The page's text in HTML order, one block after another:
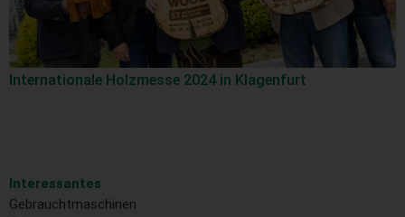
Internationale Holzmesse 2024 in Klagenfurt
Interessantes
Gebrauchtmaschinen